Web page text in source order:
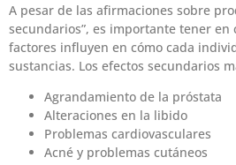
A pesar de las afirmaciones sobre
secundarios”, es importante tener en
factores influyen en cómo cada
sustancias. Los efectos secundarios
Agrandamiento de la próstata
Alteraciones en la libido
Problemas cardiovasculares
Acné y problemas cutáneos